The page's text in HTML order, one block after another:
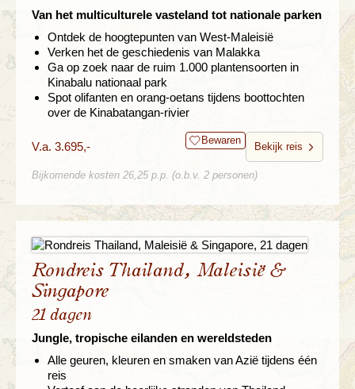
Van het multiculturele vasteland tot nationale parken
Ontdek de hoogtepunten van West-Maleisië
Verken het de geschiedenis van Malakka
Ga op zoek naar de ruim 1.000 plantensoorten in
Kinabalu nationaal park
Spot olifanten en orang-oetans tijdens boottochten
over de Kinabatangan-rivier
V.a. 3.695,- Bewaren
Bekijk reis
Bijkomende kosten 26,25 p.p. (o.b.v. 2 personen)
Rondreis Thailand, Maleisië &
Singapore
21 dagen
Jungle, tropische eilanden en wereldsteden
Alle geuren, kleuren en smaken van Azië tijdens één
reis